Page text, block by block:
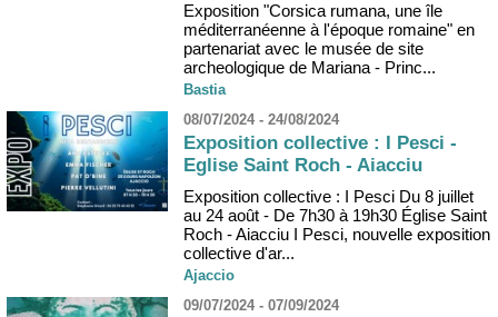
Exposition "Corsica rumana, une île
méditerranéenne à l'époque romaine" en
partenariat avec le musée de site
archeologique de Mariana - Princ...
Bastia
08/07/2024 - 24/08/2024
Exposition collective : I Pesci -
Eglise Saint Roch - Aiacciu
Exposition collective : I Pesci Du 8 juillet
au 24 août - De 7h30 à 19h30 Église Saint
Roch - Aiacciu I Pesci, nouvelle exposition
collective d'ar...
Ajaccio
09/07/2024 - 07/09/2024